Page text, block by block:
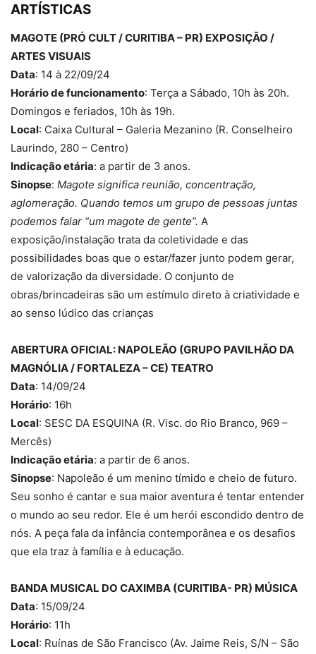
ARTÍSTICAS
MAGOTE (PRÓ CULT / CURITIBA – PR) EXPOSIÇÃO /
ARTES VISUAIS
Data: 14 à 22/09/24
Horário de funcionamento: Terça a Sábado, 10h às 20h.
Domingos e feriados, 10h às 19h.
Local: Caixa Cultural – Galeria Mezanino (R. Conselheiro
Laurindo, 280 – Centro)
Indicação etária: a partir de 3 anos.
Sinopse: Magote significa reunião, concentração,
aglomeração. Quando temos um grupo de pessoas juntas
podemos falar “um magote de gente”. A
exposição/instalação trata da coletividade e das
possibilidades boas que o estar/fazer junto podem gerar,
de valorização da diversidade. O conjunto de
obras/brincadeiras são um estímulo direto à criatividade e
ao senso lúdico das crianças
ABERTURA OFICIAL: NAPOLEÃO (GRUPO PAVILHÃO DA
MAGNÓLIA / FORTALEZA – CE) TEATRO
Data: 14/09/24
Horário: 16h
Local: SESC DA ESQUINA (R. Visc. do Rio Branco, 969 –
Mercês)
Indicação etária: a partir de 6 anos.
Sinopse: Napoleão é um menino tímido e cheio de futuro.
Seu sonho é cantar e sua maior aventura é tentar entender
o mundo ao seu redor. Ele é um herói escondido dentro de
nós. A peça fala da infância contemporânea e os desafios
que ela traz à família e à educação.
BANDA MUSICAL DO CAXIMBA (CURITIBA- PR) MÚSICA
Data: 15/09/24
Horário: 11h
Local: Ruínas de São Francisco (Av. Jaime Reis, S/N – São